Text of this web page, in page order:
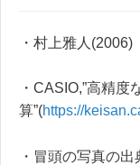
・村上雅人
・CASIO,”高精
算”(https://
・冒頭の写真の